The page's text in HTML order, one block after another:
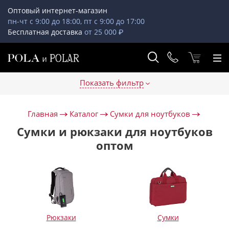
Оптовый интернет-магазин
пн-чт с 9:00 до 18:00, пт с 9:00 до 17:00
Бесплатная доставка от 25 000 ₽
Показать фильтр
Главная Каталог Сумки для ноутбуков
Сумки и рюкзаки для ноутбуков
оптом
Рюкзаки Сумки